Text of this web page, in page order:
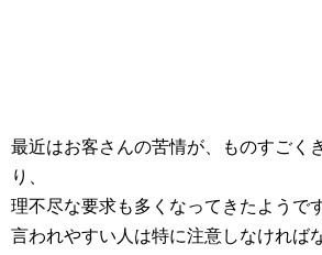
最近はお客さんの苦情が、ものすごく
り、
理不尽な要求も多くなってきたようです
言われやすい人は特に注意しなければ